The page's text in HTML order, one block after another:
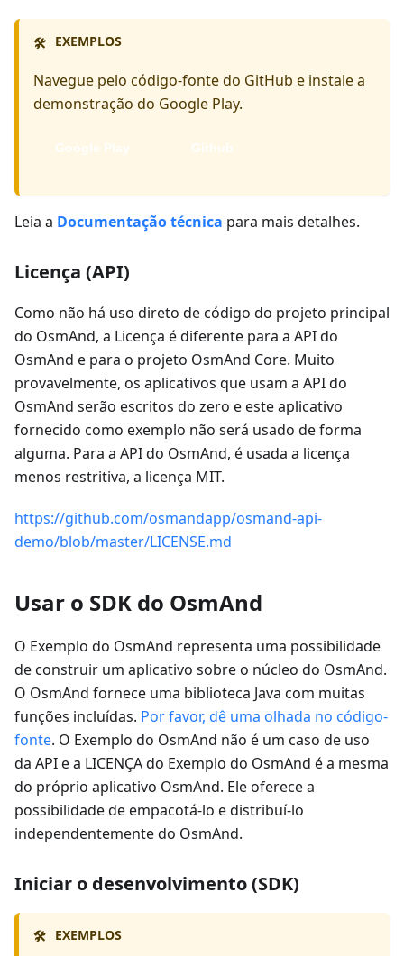
🛠️ EXEMPLOS
Navegue pelo código-fonte do GitHub e instale a
demonstração do Google Play.
Google Play Github
Leia a Documentação técnica para mais detalhes.
Licença (API)
Como não há uso direto de código do projeto principal
do OsmAnd, a Licença é diferente para a API do
OsmAnd e para o projeto OsmAnd Core. Muito
provavelmente, os aplicativos que usam a API do
OsmAnd serão escritos do zero e este aplicativo
fornecido como exemplo não será usado de forma
alguma. Para a API do OsmAnd, é usada a licença
menos restritiva, a licença MIT.
https://github.com/osmandapp/osmand-api-
demo/blob/master/LICENSE.md
Usar o SDK do OsmAnd
O Exemplo do OsmAnd representa uma possibilidade
de construir um aplicativo sobre o núcleo do OsmAnd.
O OsmAnd fornece uma biblioteca Java com muitas
funções incluídas. Por favor, dê uma olhada no código-
fonte. O Exemplo do OsmAnd não é um caso de uso
da API e a LICENÇA do Exemplo do OsmAnd é a mesma
do próprio aplicativo OsmAnd. Ele oferece a
possibilidade de empacotá-lo e distribuí-lo
independentemente do OsmAnd.
Iniciar o desenvolvimento (SDK)
🛠️ EXEMPLOS